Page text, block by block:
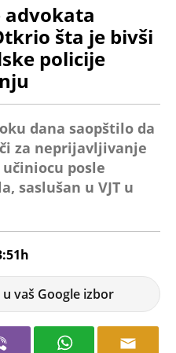
advokata
šta je bivši
policije
dana saopštilo da
za neprijavljivanje
posle
saslušan u VJT u
vaš Google izbor